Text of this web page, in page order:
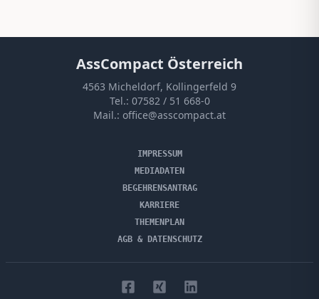
AssCompact Österreich
4563 Micheldorf, Kollingerfeld 9
Tel.: 07582 / 51 668-0
Mail.: office@asscompact.at
IMPRESSUM
MEDIADATEN
BEGEHRENSANTRAG
KARRIERE
THEMENPLAN
AGB & DATENSCHUTZ